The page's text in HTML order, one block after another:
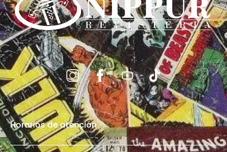
Horarios de atención